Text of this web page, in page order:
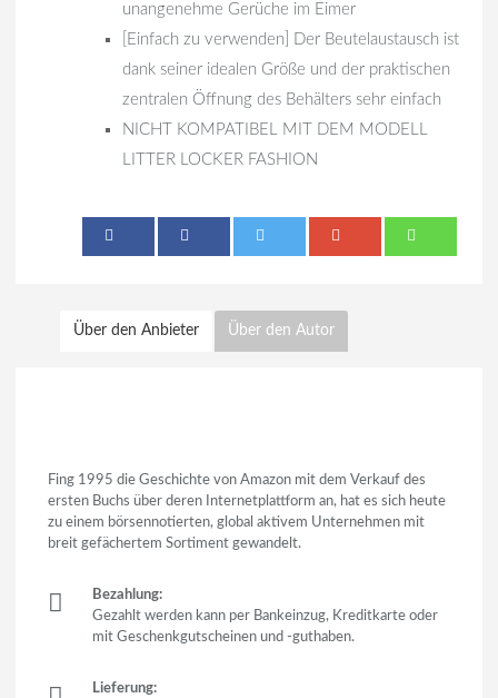
unangenehme Gerüche im Eimer
[Einfach zu verwenden] Der Beutelaustausch ist
dank seiner idealen Größe und der praktischen
zentralen Öffnung des Behälters sehr einfach
NICHT KOMPATIBEL MIT DEM MODELL
LITTER LOCKER FASHION
Über den Anbieter Über den Autor
Fing 1995 die Geschichte von Amazon mit dem Verkauf des
ersten Buchs über deren Internetplattform an, hat es sich heute
zu einem börsennotierten, global aktivem Unternehmen mit
breit gefächertem Sortiment gewandelt.
Bezahlung:
Gezahlt werden kann per Bankeinzug, Kreditkarte oder
mit Geschenkgutscheinen und -guthaben.
Lieferung: